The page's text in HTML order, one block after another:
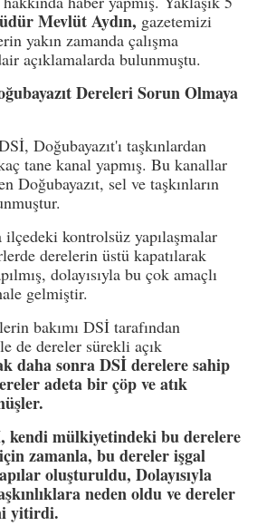
Mevlüt Aydın, gazetemizi
yakın zamanda çalışma
açıklamalarda bulunmuştu.
Dereleri Sorun Olmaya
Doğubayazıt'ı taşkınlardan
tane kanal yapmış. Bu kanallar
Doğubayazıt, sel ve taşkınların
kontrolsüz yapılaşmalar
derelerin üstü kapatılarak
dolayısıyla bu çok amaçlı
gelmiştir.
bakımı DSİ tarafından
de dereler sürekli açık
daha sonra DSİ derelere sahip
adeta bir çöp ve atık
kendi mülkiyetindeki bu derelere
için zamanla, bu dereler işgal
oluşturuldu, Dolayısıyla
neden oldu ve dereler
yitirdi.